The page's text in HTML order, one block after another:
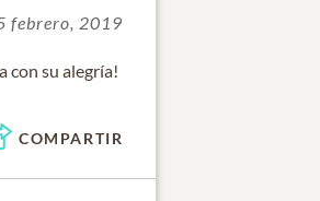
febrero, 2019
con su alegría!
COMPARTIR